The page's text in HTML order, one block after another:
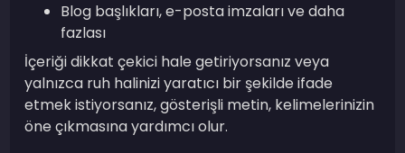
Blog başlıkları, e-posta imzaları ve daha
fazlası
İçeriği dikkat çekici hale getiriyorsanız veya
yalnızca ruh halinizi yaratıcı bir şekilde ifade
etmek istiyorsanız, gösterişli metin, kelimelerinizin
öne çıkmasına yardımcı olur.